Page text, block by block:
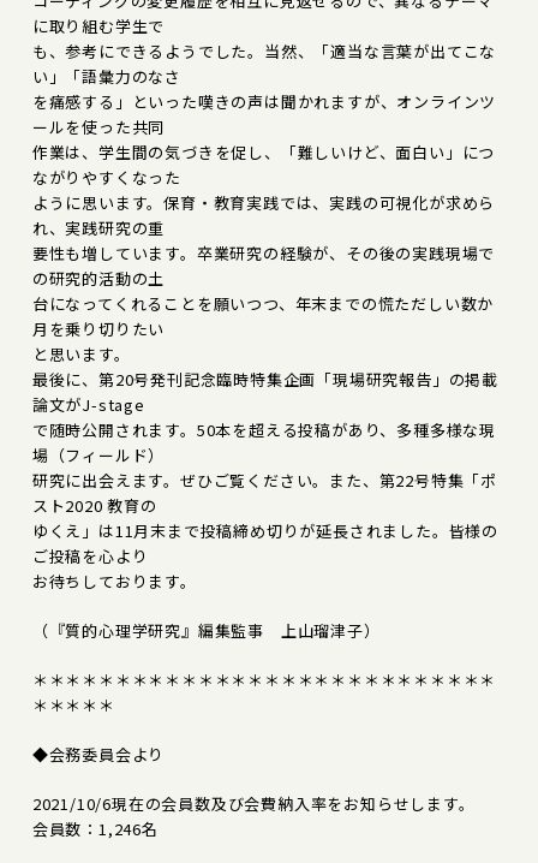
に取り組む学生で
も、参考にできるようでした。当然、「適当な言葉が出てこな
い」「語彙力のなさ
を痛感する」といった嘆きの声は聞かれますが、オンラインツ
ールを使った共同
作業は、学生間の気づきを促し、「難しいけど、面白い」につ
ながりやすくなった
ように思います。保育・教育実践では、実践の可視化が求めら
れ、実践研究の重
要性も増しています。卒業研究の経験が、その後の実践現場で
の研究的活動の土
台になってくれることを願いつつ、年末までの慌ただしい数か
月を乗り切りたい
と思います。
最後に、第20号発刊記念臨時特集企画「現場研究報告」の掲載
論文がJ-stage
で随時公開されます。50本を超える投稿があり、多種多様な現
場（フィールド）
研究に出会えます。ぜひご覧ください。また、第22号特集「ポ
スト2020 教育の
ゆくえ」は11月末まで投稿締め切りが延長されました。皆様の
ご投稿を心より
お待ちしております。
（『質的心理学研究』編集監事 上山瑠津子）
＊＊＊＊＊＊＊＊＊＊＊＊＊＊＊＊＊＊＊＊＊＊＊＊＊＊＊＊
＊＊＊＊＊
◆会務委員会より
2021/10/6現在の会員数及び会費納入率をお知らせします。
会員数：1,246名